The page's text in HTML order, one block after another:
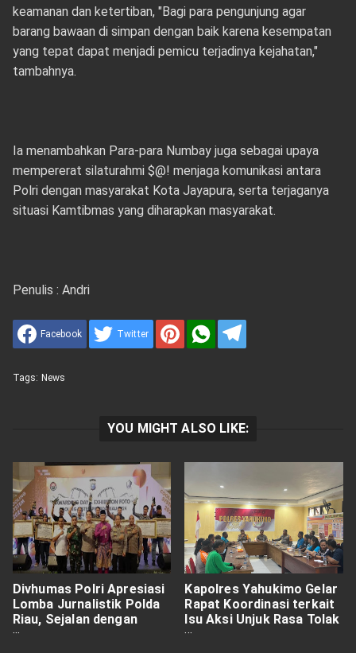
keamanan dan ketertiban, "Bagi para pengunjung agar
barang bawaan di simpan dengan baik karena kesempatan
yang tepat dapat menjadi pemicu terjadinya kejahatan,"
tambahnya.
Ia menambahkan Para-para Numbay juga sebagai upaya
mempererat silaturahmi $@! menjaga komunikasi antara
Polri dengan masyarakat Kota Jayapura, serta terjaganya
situasi Kamtibmas yang diharapkan masyarakat.
Penulis : Andri
Facebook Twitter
Tags: News
YOU MIGHT ALSO LIKE:
Divhumas Polri Apresiasi
Lomba Jurnalistik Polda
Riau, Sejalan dengan
Keberhasilan Wujudkan
Kapolres Yahukimo Gelar
Rapat Koordinasi terkait
Isu Aksi Unjuk Rasa Tolak
Makanan Bergizi